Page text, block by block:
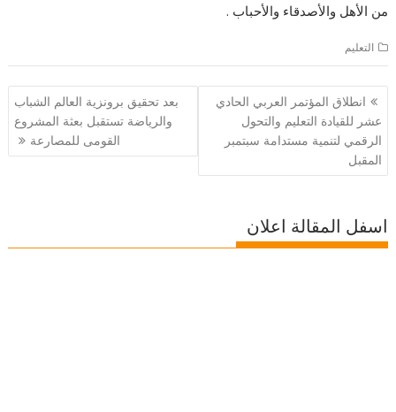
من الأهل والأصدقاء والأحباب .
التعليم
تصفّح
المقالات
انطلاق المؤتمر العربي الحادي
عشر للقيادة التعليم والتحول
الرقمي لتنمية مستدامة سبتمبر
المقبل
بعد تحقيق برونزية العالم الشباب
والرياضة تستقبل بعثة المشروع
القومى للمصارعة
اسفل المقالة اعلان